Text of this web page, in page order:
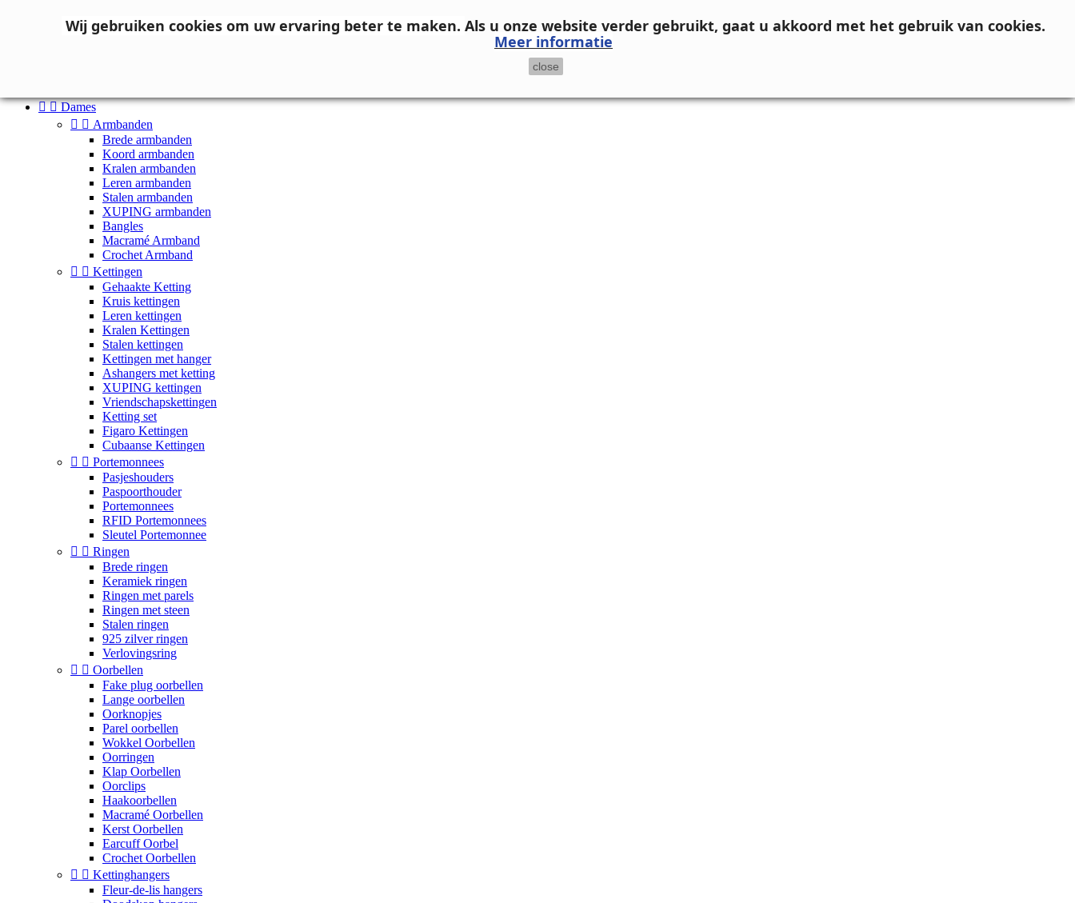
  Dames
  Armbanden
Brede armbanden
Koord armbanden
Kralen armbanden
Leren armbanden
Stalen armbanden
XUPING armbanden
Bangles
Macramé Armband
Crochet Armband
  Kettingen
Gehaakte Ketting
Kruis kettingen
Leren kettingen
Kralen Kettingen
Stalen kettingen
Kettingen met hanger
Ashangers met ketting
XUPING kettingen
Vriendschapskettingen
Ketting set
Figaro Kettingen
Cubaanse Kettingen
  Portemonnees
Pasjeshouders
Paspoorthouder
Portemonnees
RFID Portemonnees
Sleutel Portemonnee
  Ringen
Brede ringen
Keramiek ringen
Ringen met parels
Ringen met steen
Stalen ringen
925 zilver ringen
Verlovingsring
  Oorbellen
Fake plug oorbellen
Lange oorbellen
Oorknopjes
Parel oorbellen
Wokkel Oorbellen
Oorringen
Klap Oorbellen
Oorclips
Haakoorbellen
Macramé Oorbellen
Kerst Oorbellen
Earcuff Oorbel
Crochet Oorbellen
  Kettinghangers
Fleur-de-lis hangers
Wij gebruiken cookies om uw ervaring beter te maken. Als u onze website verder gebruikt, gaat u akkoord met het gebruik van cookies.
Meer informatie
close